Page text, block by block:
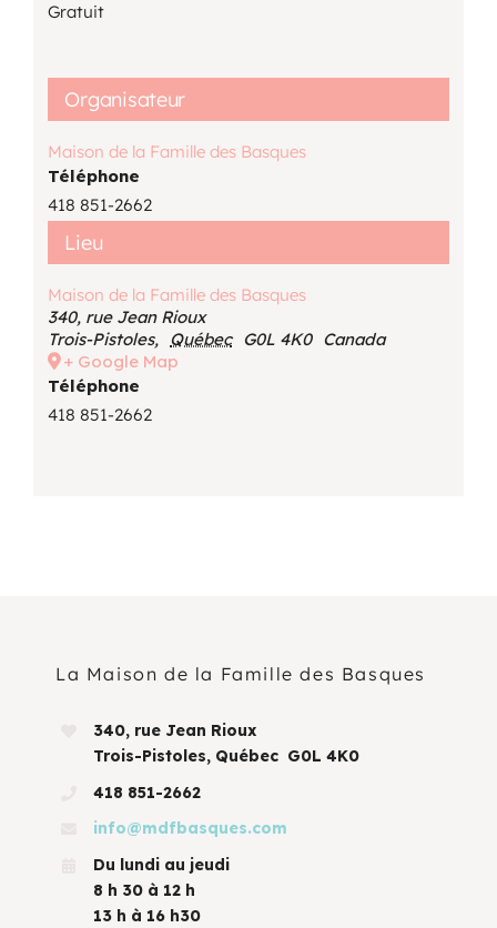
Gratuit
Lieu
Maison de la Famille des Basques
340, rue Jean Rioux
Trois-Pistoles, Québec G0L 4K0 Canada
+ Google Map
Téléphone
418 851-2662
Organisateur
Maison de la Famille des Basques
Téléphone
418 851-2662
La Maison de la Famille des Basques
340, rue Jean Rioux
Trois-Pistoles, Québec G0L 4K0
418 851-2662
info@mdfbasques.com
Du lundi au jeudi
8 h 30 à 12 h
13 h à 16 h30